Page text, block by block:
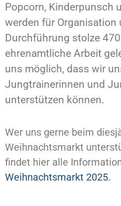
Popcorn, Kinderpunsch
werden für Organisation
Durchführung stolze
ehrenamtliche Arbeit
uns möglich, dass wir
Jungtrainerinnen und
unterstützen können.
Wer uns gerne beim
Weihnachtsmarkt
findet hier alle
Weihnachtsmarkt 2025.